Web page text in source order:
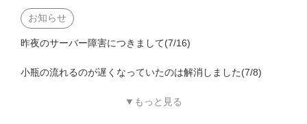
お知らせ
昨夜のサーバー障害につきまして(7/16)
小瓶の流れるのが遅くなっていたのは解消しました(7/8)
▼もっと見る